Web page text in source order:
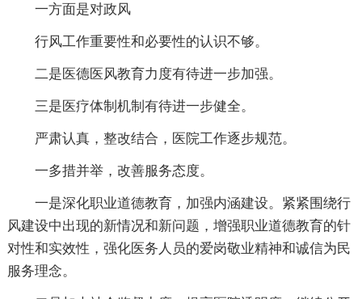
一方面是对政风
行风工作重要性和必要性的认识不够。
二是医德医风教育力度有待进一步加强。
三是医疗体制机制有待进一步健全。
严肃认真，整改结合，医院工作逐步规范。
一多措并举，改善服务态度。
一是深化职业道德教育，加强内涵建设。紧紧围绕行
风建设中出现的新情况和新问题，增强职业道德教育的针
对性和实效性，强化医务人员的爱岗敬业精神和诚信为民
服务理念。